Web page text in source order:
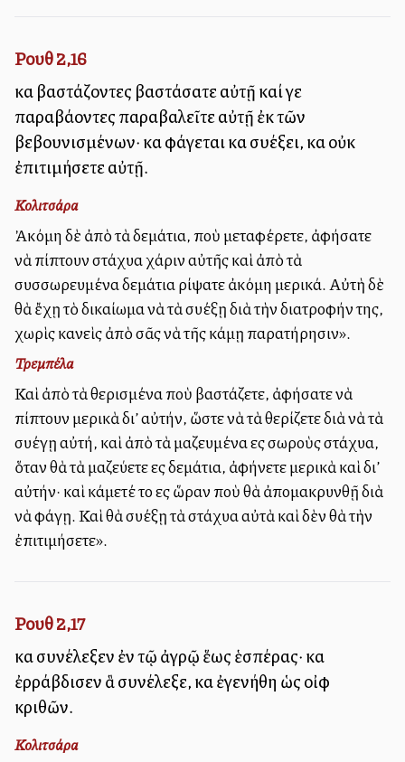
Ρουθ 2,16
καὶ βαστάζοντες βαστάσατε αὐτῇ καί γε
παραβάλλοντες παραβαλεῖτε αὐτῇ ἐκ τῶν
βεβουνισμένων· καὶ φάγεται καὶ συλλέξει, καὶ οὐκ
ἐπιτιμήσετε αὐτῇ.
Κολιτσάρα
Ἀκόμη δὲ ἀπὸ τὰ δεμάτια, ποὺ μεταφέρετε, ἀφήσατε
νὰ πίπτουν στάχυα χάριν αὐτῆς καὶ ἀπὸ τὰ
συσσωρευμένα δεμάτια ρίψατε ἀκόμη μερικά. Αὐτὴ δὲ
θὰ ἔχῃ τὸ δικαίωμα νὰ τὰ συλλέξῃ διὰ τὴν διατροφήν της,
χωρὶς κανεὶς ἀπὸ σᾶς νὰ τῆς κάμῃ παρατήρησιν».
Τρεμπέλα
Καὶ ἀπὸ τὰ θερισμένα ποὺ βαστάζετε, ἀφήσατε νὰ
πίπτουν μερικὰ δι’ αὐτήν, ὥστε νὰ τὰ θερίζετε διὰ νὰ τὰ
συλλέγῃ αὐτή, καὶ ἀπὸ τὰ μαζευμένα εἰς σωροὺς στάχυα,
ὅταν θὰ τὰ μαζεύετε εἰς δεμάτια, ἀφήνετε μερικὰ καὶ δι’
αὐτήν· καὶ κάμετέ το εἰς ὥραν ποὺ θὰ ἀπομακρυνθῇ διὰ
νὰ φάγῃ. Καὶ θὰ συλλέξῃ τὰ στάχυα αὐτὰ καὶ δὲν θὰ τὴν
ἐπιτιμήσετε».
Ρουθ 2,17
καὶ συνέλεξεν ἐν τῷ ἀγρῷ ἕως ἑσπέρας· καὶ
ἐρράβδισεν ἃ συνέλεξε, καὶ ἐγενήθη ὡς οἰφὶ
κριθῶν.
Κολιτσάρα